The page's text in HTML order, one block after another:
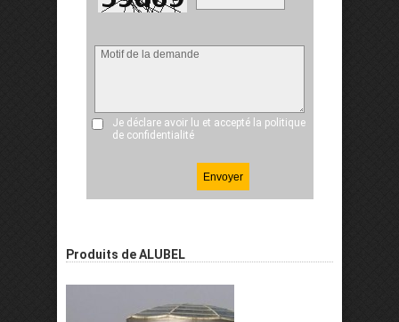
Je déclare avoir lu et accepté la politique
de confidentialité
Produits de ALUBEL